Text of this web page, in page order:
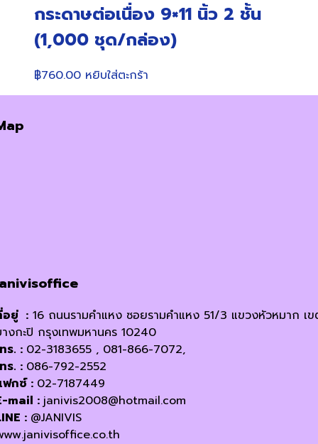
กระดาษต่อเนื่อง 9×11 นิ้ว 2 ชั้น
(1,000 ชุด/กล่อง)
฿760.00 หยิบใส่ตะกร้า
อยู่ : 16 ถนนรามคำแหง ซอยรามคำแหง 51/3 แขวงหัวหมาก เ
งกะปิ กรุงเทพมหานคร 10240
ร. : 02-3183655 , 081-866-7072,
ร. : 086-792-2552
กซ์ : 02-7187449
mail : janivis2008@hotmail.com
: @JANIVIS